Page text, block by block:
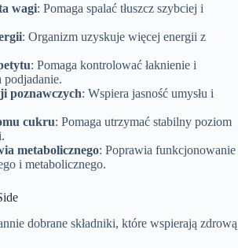
wagi: Pomaga spalać tłuszcz szybciej i
: Organizm uzyskuje więcej energii z
: Pomaga kontrolować łaknienie i
podjadanie.
poznawczych: Wspiera jasność umysłu i
cukru: Pomaga utrzymać stabilny poziom
metabolicznego: Poprawia funkcjonowanie
i metabolicznego.
dobrane składniki, które wspierają zdrową